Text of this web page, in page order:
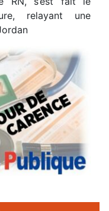
relayant une